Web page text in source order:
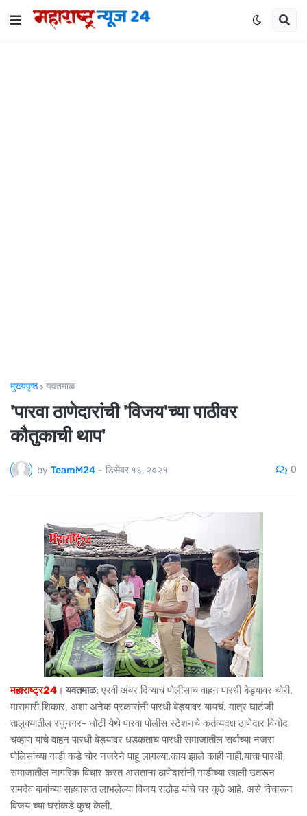
मुख्यपृष्ठ यवतमाळ
'पारवा ठाणेदारांची 'विजय'च्या पाठीवर
कौतुकाची थाप'
by TeamM24 - डिसेंबर १६, २०२१ 0
महाराष्ट्र24 । यवतमाळ: एरवी अंबर दिव्याचं पोलीसाच वाहन पारधी बेड्यावर चोरी,
मारामारी शिकार, अशा अनेक प्रकारांनी पारधी बेड्यावर यायचं. मात्र घाटंजी
तालुक्यातील रघुनगर- घोटी येथे पारवा पोलीस स्टेशनचे कर्तव्यदक्ष ठाणेदार विनोद
चव्हाण याचे वाहन पारधी बेड्यावर धडकताच पारधी समाजातील सर्वांच्या नजरा
पोलिसांच्या गाडी कडे चोर नजरेने पाहू लागल्या.काय झाले काही नाही,याचा पारधी
समाजातील नागरिक विचार करत असताना ठाणेदारांनी गाडीच्या खाली उतरून
रामदेव बाबांच्या सहवासात लाभलेल्या विजय राठोड यांचे घर कुठे आहे. असे विचारून
विजय च्या घरांकडे कुच केली.